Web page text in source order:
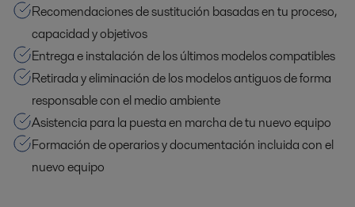
Recomendaciones de sustitución basadas en tu proceso,
capacidad y objetivos
Entrega e instalación de los últimos modelos compatibles
Retirada y eliminación de los modelos antiguos de forma
responsable con el medio ambiente
Asistencia para la puesta en marcha de tu nuevo equipo
Formación de operarios y documentación incluida con el
nuevo equipo